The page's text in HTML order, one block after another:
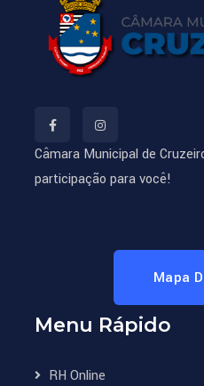
Câmara Municipal de
participação para você!
Mapa
Menu Rápido
RH Online